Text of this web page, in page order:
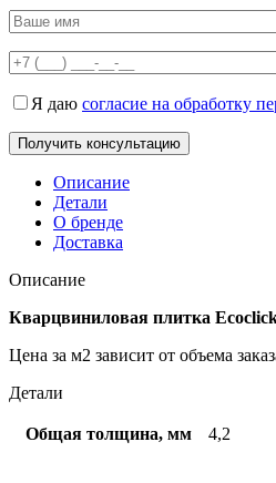
Я даю согласие на обработку
Описание
Детали
О бренде
Доставка
Описание
Кварцвиниловая плитка
Цена за м2 зависит от объема
Детали
Общая толщина, мм 4,2